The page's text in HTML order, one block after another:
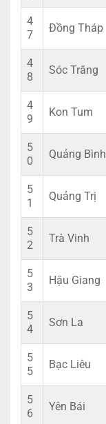
4
7
Đồng Tháp
4
8
Sóc Trăng
4
9
Kon Tum
5
0
Quảng Bình
5
1
Quảng Trị
5
2
Trà Vinh
5
3
Hậu Giang
5
4
Sơn La
5
5
Bạc Liêu
5
6
Yên Bái